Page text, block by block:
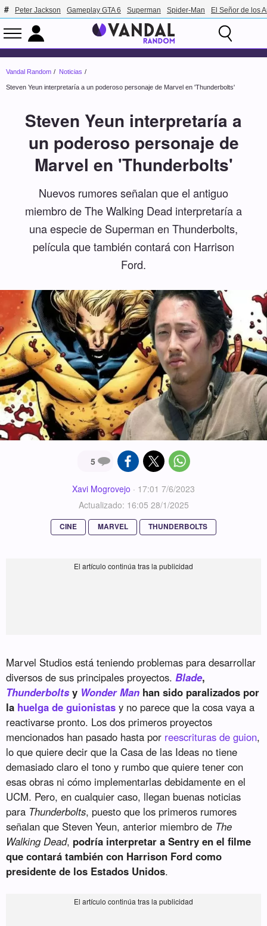
Peter Jackson Gameplay GTA 6 Superman Spider-Man El Señor de los
Vandal Random Noticias
Steven Yeun interpretaría a un poderoso personaje de Marvel en 'Thunderbolts'
Steven Yeun interpretaría a
un poderoso personaje de
Marvel en 'Thunderbolts'
Nuevos rumores señalan que el antiguo
miembro de The Walking Dead interpretaría a
una especie de Superman en Thunderbolts,
película que también contará con Harrison
Ford.
5
Xavi Mogrovejo · 17:01 7/6/2023
Actualizado: 16:05 28/1/2025
CINE MARVEL THUNDERBOLTS
Marvel Studios está teniendo problemas para desarrollar
diversos de sus principales proyectos. Blade,
Thunderboltsy Wonder Man han sido paralizados por
la huelga de guionistas y no parece que la cosa vaya a
reactivarse pronto. Los dos primeros proyectos
mencionados han pasado hasta por reescrituras de guion,
lo que quiere decir que la Casa de las Ideas no tiene
demasiado claro el tono y rumbo que quiere tener con
esas obras ni cómo implementarlas debidamente en el
UCM. Pero, en cualquier caso, llegan buenas noticias
para Thunderbolts, puesto que los primeros rumores
señalan que Steven Yeun, anterior miembro de The
Walking Dead, podría interpretar a Sentry en el filme
que contará también con Harrison Ford como
presidente de los Estados Unidos.